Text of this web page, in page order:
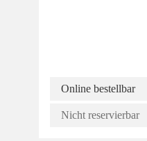
Online bestellbar
Nicht reservierbar